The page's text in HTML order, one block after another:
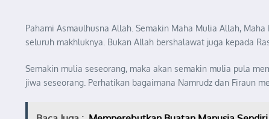
Pahami Asmaulhusna Allah. Semakin Maha Mulia Allah,
seluruh makhluknya. Bukan Allah bershalawat juga kepada
Semakin mulia seseorang, maka akan semakin mulia pula
jiwa seseorang. Perhatikan bagaimana Namrudz dan Firaun